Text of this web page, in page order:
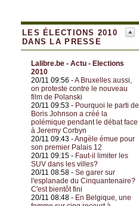
LES ÉLECTIONS 2010
DANS LA PRESSE
Lalibre.be - Actu - Elections
2010
20/11 09:56 -A Bruxelles aussi,
on proteste contre le nouveau
film de Polanski
20/11 09:53 - Pourquoi le parti de
Boris Johnson a créé la
polémique pendant le débat face
à Jeremy Corbyn
20/11 09:43 -Angèle émue pour
son premier Palais 12
20/11 09:15 - Faut-il limiter les
SUV dans les villes?
20/11 08:58 - Se garer sur
l'esplanade du Cinquantenaire?
C'est bientôt fini
20/11 08:48 - En Belgique, une